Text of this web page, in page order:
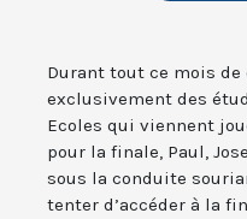
Durant tout ce mois de
exclusivement des
Ecoles qui viennent
pour la finale, Paul,
sous la conduite
tenter d’accéder à la